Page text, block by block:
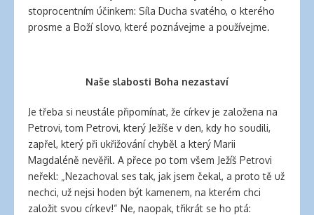
stoprocentním účinkem: Síla Ducha svatého, o kterého
prosme a Boží slovo, které poznávejme a používejme.
Naše slabosti Boha nezastaví
Je třeba si neustále připomínat, že církev je založena na
Petrovi, tom Petrovi, který Ježíše v den, kdy ho soudili,
zapřel, který při ukřižování chyběl a který Marii
Magdaléně nevěřil. A přece po tom všem Ježíš Petrovi
neřekl: „Nezachoval ses tak, jak jsem čekal, a proto tě už
nechci, už nejsi hoden být kamenem, na kterém chci
založit svou církev!“ Ne, naopak, třikrát se ho ptá: